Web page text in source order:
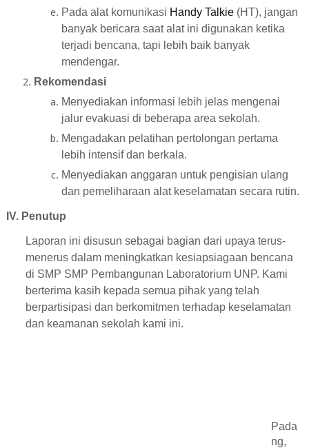
Pada alat komunikasi Handy Talkie(HT), jangan
banyak bericara saat alat ini digunakan ketika
terjadi bencana, tapi lebih baik banyak
mendengar.
Rekomendasi
Menyediakan informasi lebih jelas mengenai
jalur evakuasi di beberapa area sekolah.
Mengadakan pelatihan pertolongan pertama
lebih intensif dan berkala.
Menyediakan anggaran untuk pengisian ulang
dan pemeliharaan alat keselamatan secara rutin.
IV. Penutup
Laporan ini disusun sebagai bagian dari upaya terus-
menerus dalam meningkatkan kesiapsiagaan bencana
di SMP SMP Pembangunan Laboratorium UNP. Kami
berterima kasih kepada semua pihak yang telah
berpartisipasi dan berkomitmen terhadap keselamatan
dan keamanan sekolah kami ini.
Pada
ng,